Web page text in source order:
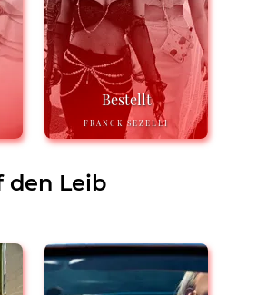
Bestellt
FRANCK SEZELLI
den Leib